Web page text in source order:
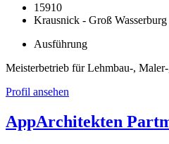
15910
Krausnick - Groß Wasserburg
Ausführung
Meisterbetrieb für Lehmbau-,
Profil ansehen
AppArchitekten